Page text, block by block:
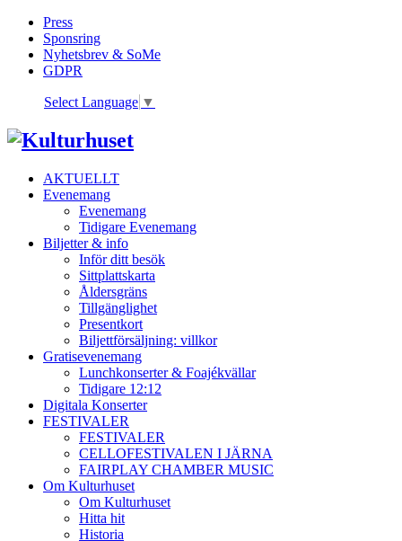
Press
Sponsring
Nyhetsbrev & SoMe
GDPR
Select Language ▼
AKTUELLT
Evenemang
Evenemang
Tidigare Evenemang
Biljetter & info
Inför ditt besök
Sittplattskarta
Åldersgräns
Tillgänglighet
Presentkort
Biljettförsäljning: villkor
Gratisevenemang
Lunchkonserter & Foajékvällar
Tidigare 12:12
Digitala Konserter
FESTIVALER
FESTIVALER
CELLOFESTIVALEN I JÄRNA
FAIRPLAY CHAMBER MUSIC
Om Kulturhuset
Om Kulturhuset
Hitta hit
Historia